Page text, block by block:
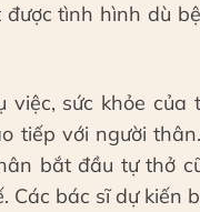
được tình hình dù
sức khỏe
tiếp với người
bắt đầu tự thở
Các bác sĩ dự kiến